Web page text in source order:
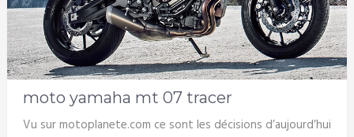
moto yamaha mt 07 tracer
Vu sur motoplanete.com ce sont les décisions d’aujourd’hui